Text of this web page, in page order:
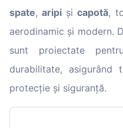
spate,aripi șicapotă,
aerodinamic și modern.
sunt proiectate
durabilitate,
protecție și siguranță.